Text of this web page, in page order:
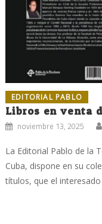
EDITORIAL PABLO
Libros en venta
noviembre 13, 2025
La Editorial Pablo de la
Cuba, dispone en su
títulos, que el